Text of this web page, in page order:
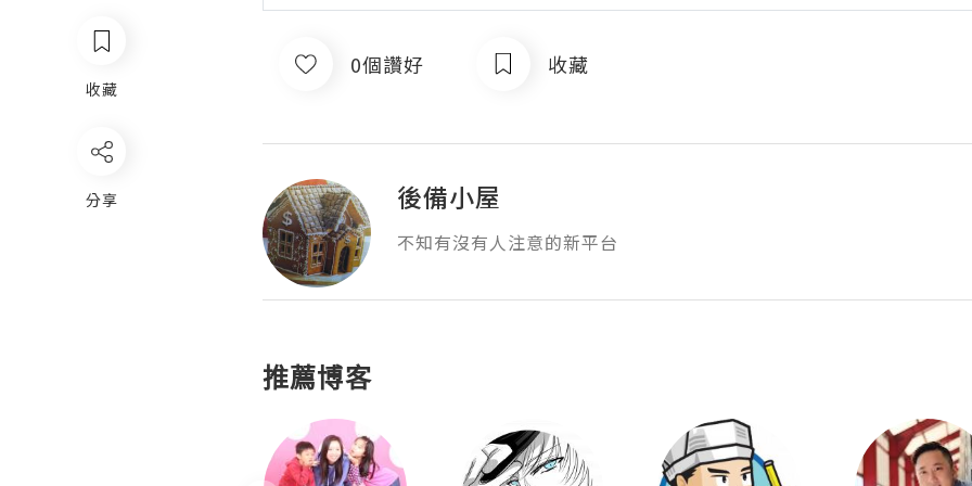
收藏
分享
0個讚好 收藏
後備小屋
不知有沒有人注意的新平台
推薦博客